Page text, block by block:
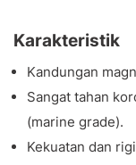
Karakteristik
Kandungan
Sangat tahan
(marine grade).
Kekuatan dan